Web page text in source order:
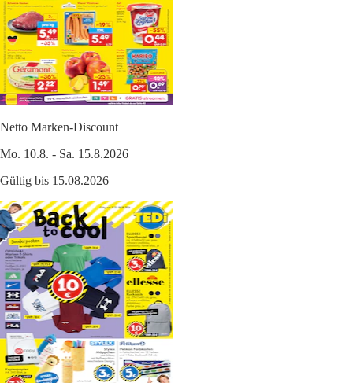
Netto Marken-Discount
Mo. 10.8. - Sa. 15.8.2026
Gültig bis 15.08.2026